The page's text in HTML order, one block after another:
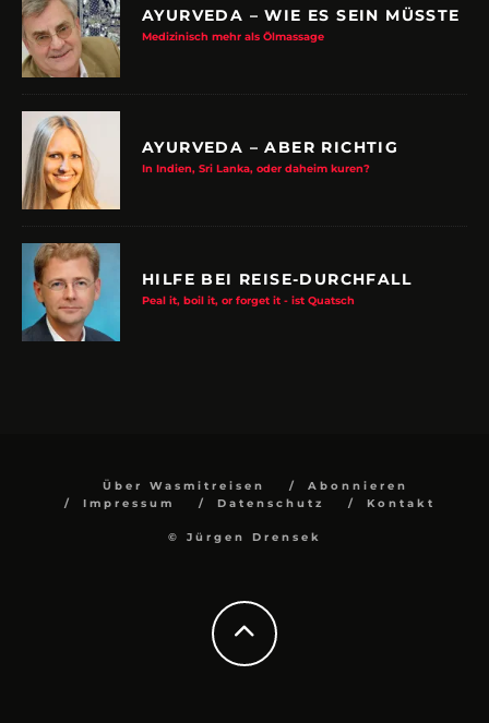
AYURVEDA – WIE ES SEIN MÜSSTE
Medizinisch mehr als Ölmassage
AYURVEDA – ABER RICHTIG
In Indien, Sri Lanka, oder daheim kuren?
HILFE BEI REISE-DURCHFALL
Peal it, boil it, or forget it - ist Quatsch
Über Wasmitreisen
Abonnieren
Impressum
Datenschutz Kontakt
© Jürgen Drensek